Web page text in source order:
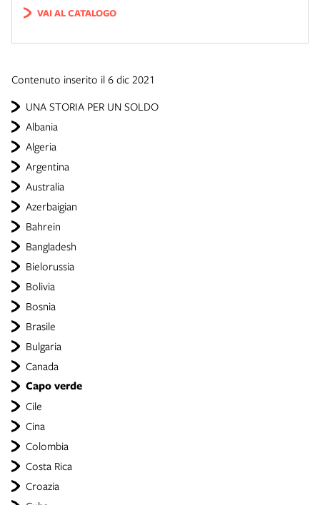
UNA STORIA PER UN SOLDO
Albania
Algeria
Argentina
Australia
Azerbaigian
Bahrein
Bangladesh
Bielorussia
Bolivia
Bosnia
Brasile
Bulgaria
Canada
Capo verde
Cile
Cina
Colombia
Costa Rica
Croazia
VAI AL CATALOGO
Contenuto inserito il 6 dic 2021